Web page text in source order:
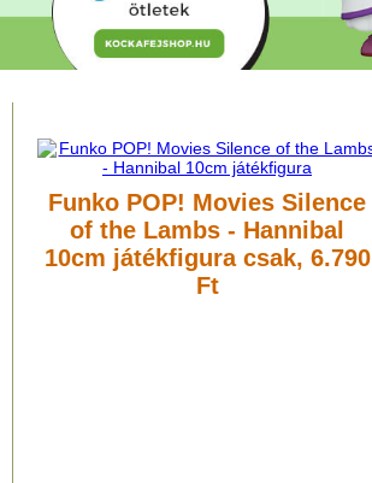
Funko POP! Movies Silence
of the Lambs - Hannibal
10cm játékfiguracsak, 6.790
Ft